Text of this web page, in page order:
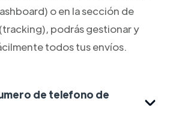
o en la sección de
podrás gestionar y
todos tus envíos.
de telefono de